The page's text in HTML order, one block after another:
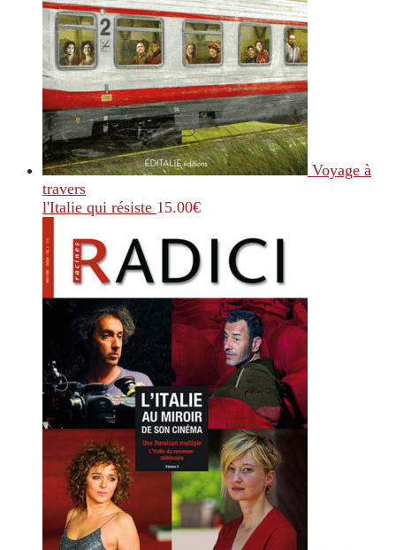
Voyage à
travers
l'Italie qui résiste 15.00€